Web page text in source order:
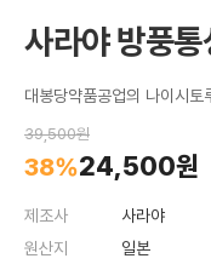
사라야 방풍
39,500원
38%24,500원
제조사
사라야
원산지
일본